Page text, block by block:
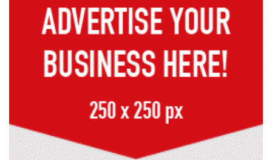
ড্যাবের প্রতিষ্ঠাবার্ষিকীতে চিকিৎসক
ব্রেন স্ট্রোক, নির্বাচন অফিসকর্মীর মৃত্যু